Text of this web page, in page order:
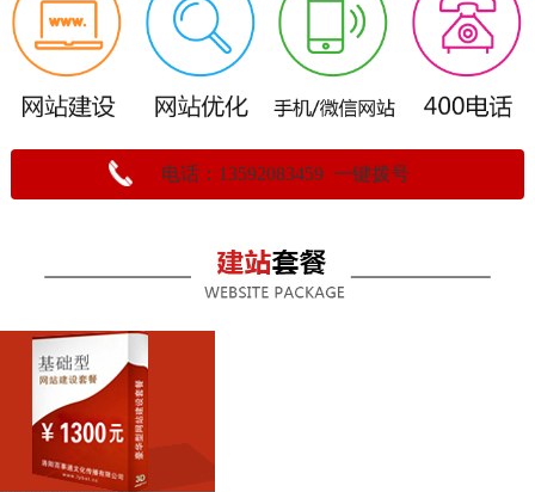
电话：13592083459 一键拨号